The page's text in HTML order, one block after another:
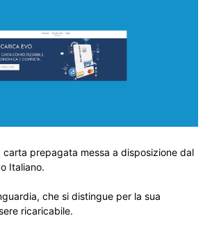
carta prepagata messa a disposizione dal
Italiano.
che si distingue per la sua
ricaricabile.